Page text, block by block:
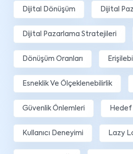
Dijital Dönüşüm Dijital
Dijital Pazarlama Stratejileri
Dönüşüm Oranları
Esneklik Ve Ölçeklenebilirlik
Güvenlik Önlemleri Hedef
Kullanıcı Deneyimi Lazy